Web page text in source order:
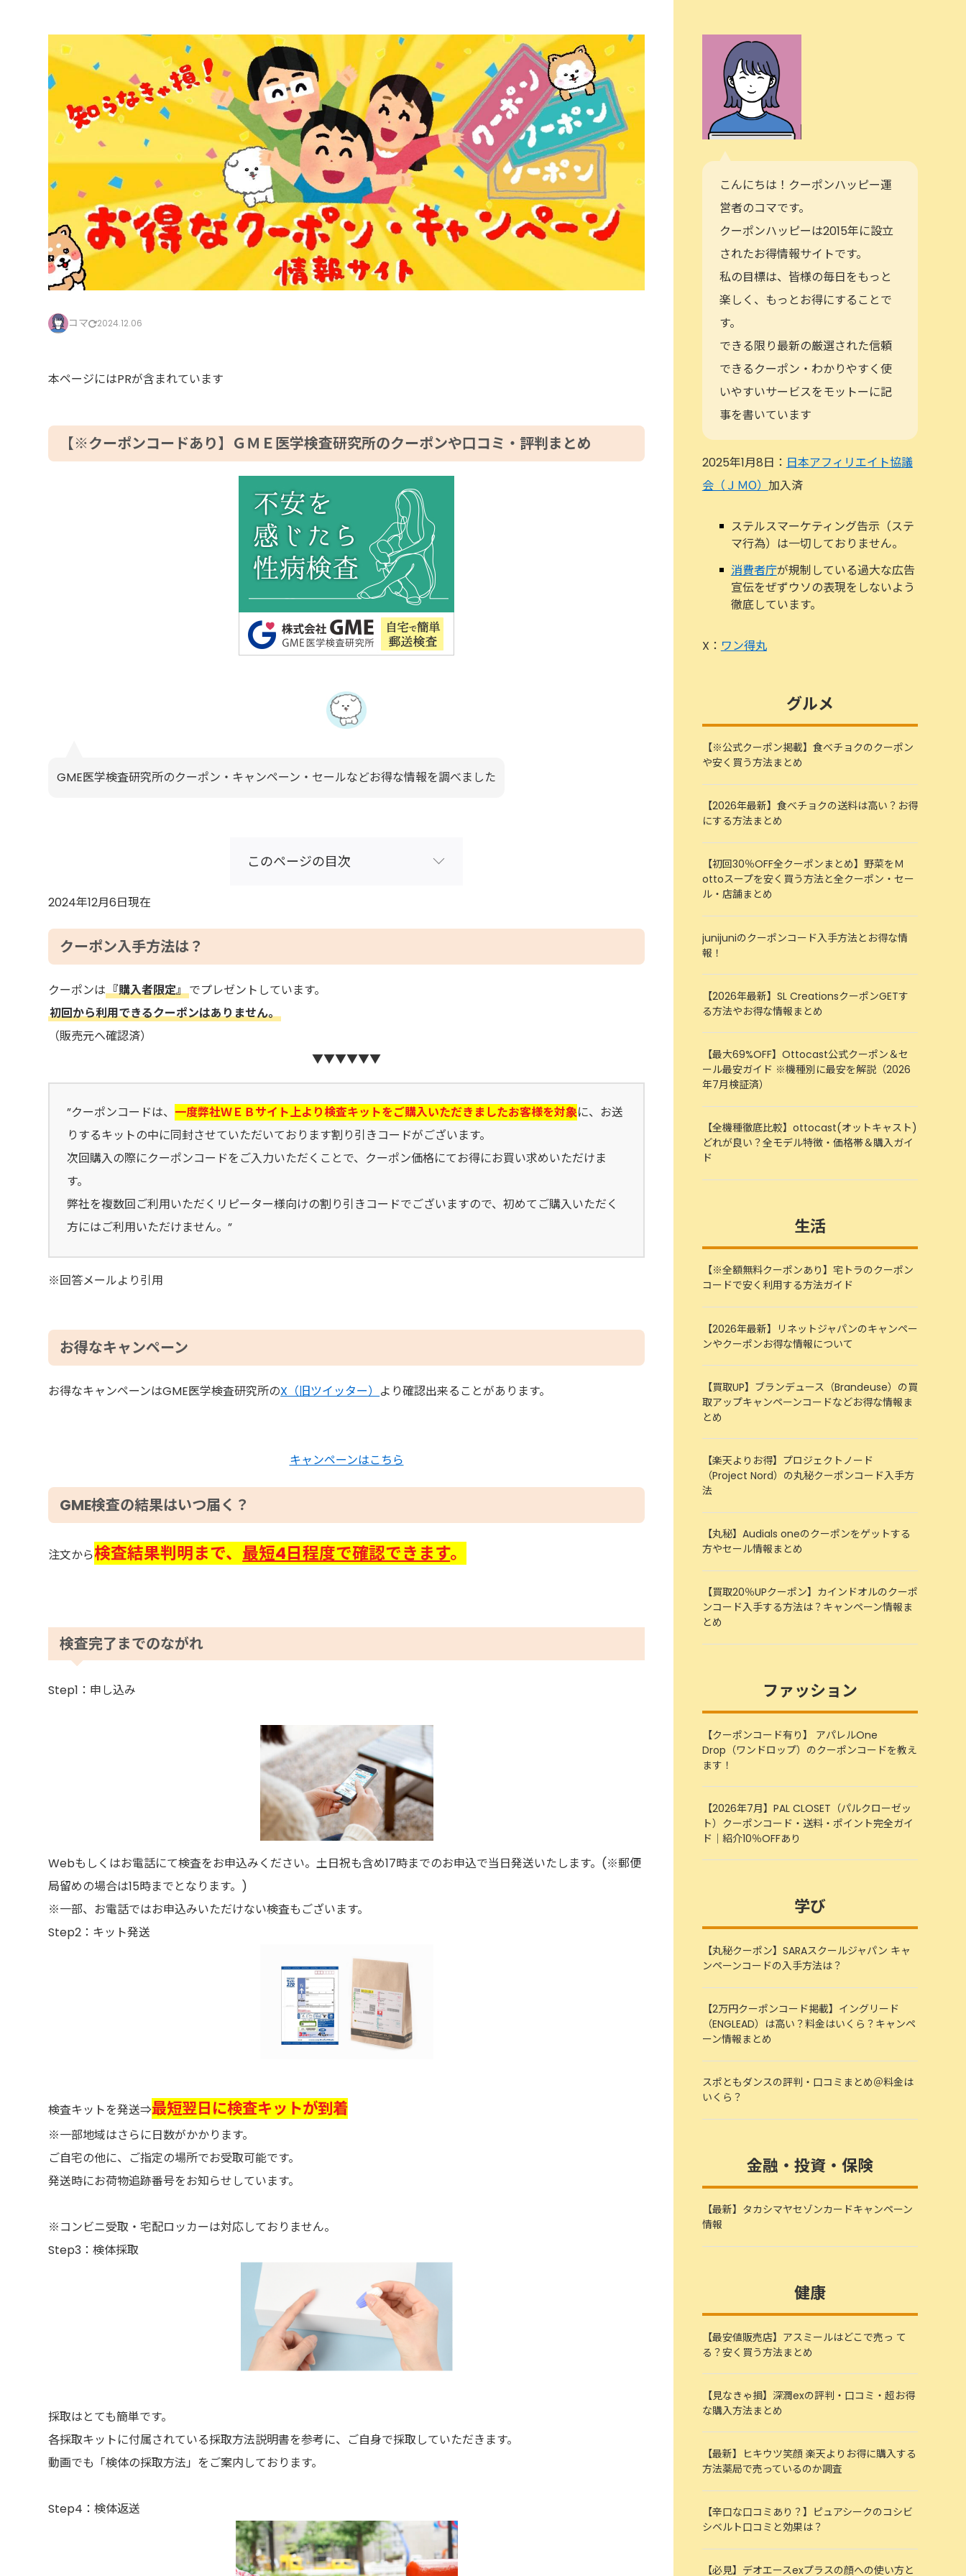
コマ 2024.12.06
本ページにはPRが含まれています
【※クーポンコードあり】ＧＭＥ医学検査研究所のクーポンや口コミ・評判まとめ
GME医学検査研究所のクーポン・キャンペーン・セールなどお得な情報を調べました
このページの目次
2024年12月6日現在
クーポン入手方法は？
クーポンは『購入者限定』でプレゼントしています。
初回から利用できるクーポンはありません。
（販売元へ確認済）
▼▼▼▼▼▼
”クーポンコードは、 一度弊社ＷＥＢサイト上より検査キットをご購入いただきましたお客様を対象に、お送
りするキットの中に同封させていただいております割り引きコードがございます。
次回購入の際にクーポンコードをご入力いただくことで、クーポン価格にてお得にお買い求めいただけま
す。
弊社を複数回ご利用いただくリピーター様向けの割り引きコードでございますので、初めてご購入いただく
方にはご利用いただけません。”
※回答メールより引用
お得なキャンペーン
お得なキャンペーンはGME医学検査研究所のX（旧ツイッター） より確認出来ることがあります。
キャンペーンはこちら
GME検査の結果はいつ届く？
注文から検査結果判明まで、 最短4日程度で確認できます。
検査完了までのながれ
Step1：申し込み
Webもしくはお電話にて検査をお申込みください。土日祝も含め17時までのお申込で当日発送いたします。(※郵便
局留めの場合は15時までとなります。)
※一部、お電話ではお申込みいただけない検査もございます。
Step2：キット発送
検査キットを発送⇒最短翌日に検査キットが到着
※一部地域はさらに日数がかかります。
ご自宅の他に、ご指定の場所でお受取可能です。
発送時にお荷物追跡番号をお知らせしています。
※コンビニ受取・宅配ロッカーは対応しておりません。
Step3：検体採取
採取はとても簡単です。
各採取キットに付属されている採取方法説明書を参考に、ご自身で採取していただきます。
動画でも「検体の採取方法」をご案内しております。
Step4：検体返送
こんにちは！クーポンハッピー運
営者のコマです。
クーポンハッピーは2015年に設立
されたお得情報サイトです。
私の目標は、皆様の毎日をもっと
楽しく、もっとお得にすることで
す。
できる限り最新の厳選された信頼
できるクーポン・わかりやすく使
いやすいサービスをモットーに記
事を書いています
2025年1月8日： 日本アフィリエイト協議
会（ＪＭО） 加入済
ステルスマーケティング告示（ステ
マ行為）は一切しておりません。
消費者庁が規制している過大な広告
宣伝をぜずウソの表現をしないよう
徹底しています。
X： ワン得丸
グルメ
【※公式クーポン掲載】食べチョクのクーポン
や安く買う方法まとめ
【2026年最新】食べチョクの送料は高い？お得
にする方法まとめ
【初回30％OFF全クーポンまとめ】野菜をＭ
ottoスープを安く買う方法と全クーポン・セー
ル・店舗まとめ
junijuniのクーポンコード入手方法とお得な情
報！
【2026年最新】SL CreationsクーポンGETす
る方法やお得な情報まとめ
【最大69%OFF】Ottocast公式クーポン＆セ
ール最安ガイド ※機種別に最安を解説（2026
年7月検証済）
【全機種徹底比較】ottocast(オットキャスト)
どれが良い？全モデル特徴・価格帯＆購入ガイ
ド
生活
【※全額無料クーポンあり】宅トラのクーポン
コードで安く利用する方法ガイド
【2026年最新】リネットジャパンのキャンペー
ンやクーポンお得な情報について
【買取UP】ブランデュース（Brandeuse）の買
取アップキャンペーンコードなどお得な情報ま
とめ
【楽天よりお得】プロジェクトノード
（Project Nord）の丸秘クーポンコード入手方
法
【丸秘】Audials oneのクーポンをゲットする
方やセール情報まとめ
【買取20％UPクーポン】カインドオルのクーポ
ンコード入手する方法は？キャンペーン情報ま
とめ
ファッション
【クーポンコード有り】 アパレルOne
Drop（ワンドロップ）のクーポンコードを教え
ます！
【2026年7月】PAL CLOSET（パルクローゼッ
ト）クーポンコード・送料・ポイント完全ガイ
ド｜紹介10％OFFあり
学び
【丸秘クーポン】SARAスクールジャパン キャ
ンペーンコードの入手方法は？
【2万円クーポンコード掲載】イングリード
（ENGLEAD）は高い？料金はいくら？キャンペ
ーン情報まとめ
スポともダンスの評判・口コミまとめ＠料金は
いくら？
金融・投資・保険
【最新】タカシマヤセゾンカードキャンペーン
情報
健康
【最安値販売店】アスミールはどこで売っ て
る？安く買う方法まとめ
【見なきゃ損】深潤exの評判・口コミ・超お得
な購入方法まとめ
【最新】ヒキウツ笑顔 楽天よりお得に購入する
方法薬局で売っているのか調査
【辛口な口コミあり？】ピュアシークのコシビ
シベルト口コミと効果は？
【必見】デオエースexプラスの顔への使い方と